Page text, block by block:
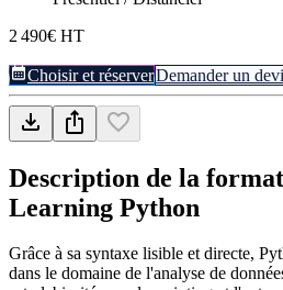
2 490€ HT
Choisir et réserverDemander un
Description de la
Learning Python
Grâce à sa syntaxe lisible et directe,
dans le domaine de l'analyse de